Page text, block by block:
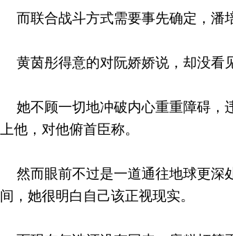
而联合战斗方式需要事先确定，潘
黄茵彤得意的对阮娇娇说，却没看
她不顾一切地冲破内心重重障碍，
上他，对他俯首臣称。
然而眼前不过是一道通往地球更深
间，她很明白自己该正视现实。